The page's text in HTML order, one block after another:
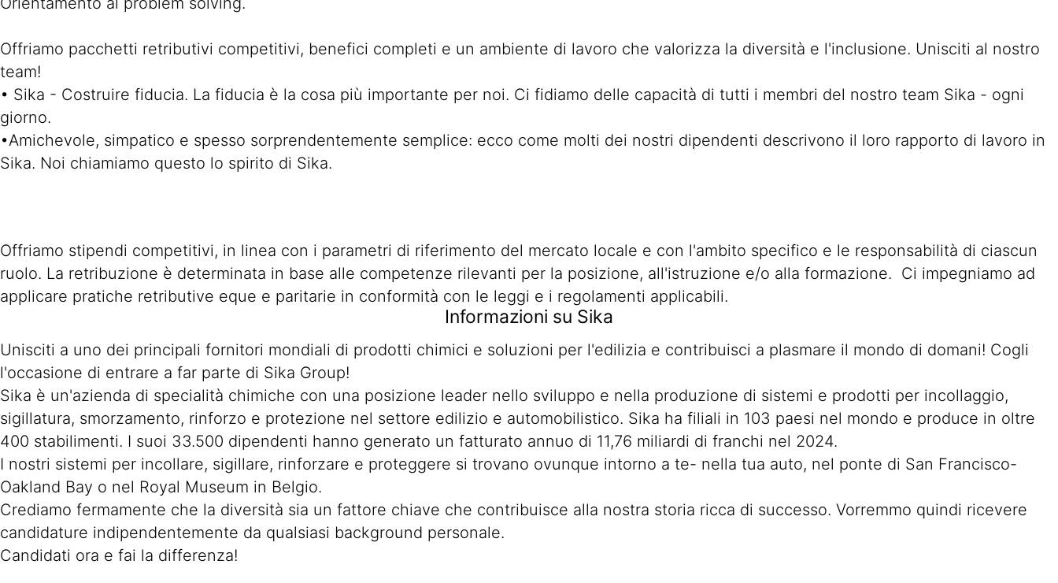
Offriamo pacchetti retributivi competitivi, benefici completi e un ambiente di lavoro che valorizza la diversità e l'inclusione. Unisciti al nostro
team!
• Sika - Costruire fiducia. La fiducia è la cosa più importante per noi. Ci fidiamo delle capacità di tutti i membri del nostro team Sika - ogni
giorno.
•Amichevole, simpatico e spesso sorprendentemente semplice: ecco come molti dei nostri dipendenti descrivono il loro rapporto di lavoro in
Sika. Noi chiamiamo questo lo spirito di Sika.
Offriamo stipendi competitivi, in linea con i parametri di riferimento del mercato locale e con l'ambito specifico e le responsabilità di ciascun
ruolo. La retribuzione è determinata in base alle competenze rilevanti per la posizione, all'istruzione e/o alla formazione. Ci impegniamo ad
applicare pratiche retributive eque e paritarie in conformità con le leggi e i regolamenti applicabili.
Informazioni su Sika
Unisciti a uno dei principali fornitori mondiali di prodotti chimici e soluzioni per l'edilizia e contribuisci a plasmare il mondo di domani! Cogli
l'occasione di entrare a far parte di Sika Group!
Sika è un'azienda di specialità chimiche con una posizione leader nello sviluppo e nella produzione di sistemi e prodotti per incollaggio,
sigillatura, smorzamento, rinforzo e protezione nel settore edilizio e automobilistico. Sika ha filiali in 103 paesi nel mondo e produce in oltre
400 stabilimenti. I suoi 33.500 dipendenti hanno generato un fatturato annuo di 11,76 miliardi di franchi nel 2024.
I nostri sistemi per incollare, sigillare, rinforzare e proteggere si trovano ovunque intorno a te- nella tua auto, nel ponte di San Francisco-
Oakland Bay o nel Royal Museum in Belgio.
Crediamo fermamente che la diversità sia un fattore chiave che contribuisce alla nostra storia ricca di successo. Vorremmo quindi ricevere
candidature indipendentemente da qualsiasi background personale.
Candidati ora e fai la differenza!